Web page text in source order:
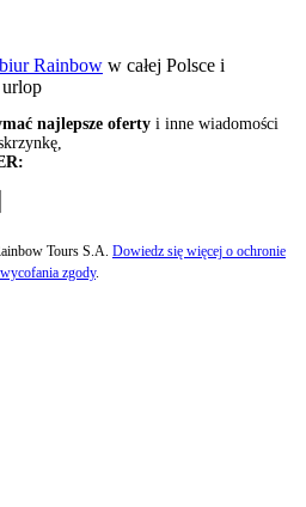
Rainbow w całej Polsce i
najlepsze oferty i inne wiadomości
Tours S.A. Dowiedz się więcej o ochronie
zgody.